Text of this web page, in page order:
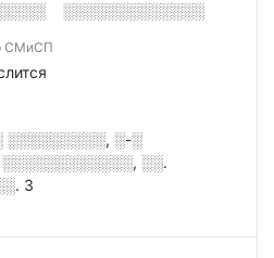
░░░░░░░░░░░░░
СМиСП
░░░░░░░░░, ░-░
░░.
3